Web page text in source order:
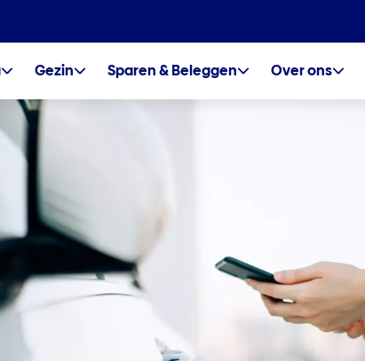
Gezin Sparen & Beleggen Over ons